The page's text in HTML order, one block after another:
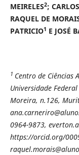
MEIRELES2;
RAQUEL DE
PATRICIO1 E JOSÉ
1 Centro de Ciências
Universidade
Moreira, n.126,
0964-9873,
https://orcid.org/